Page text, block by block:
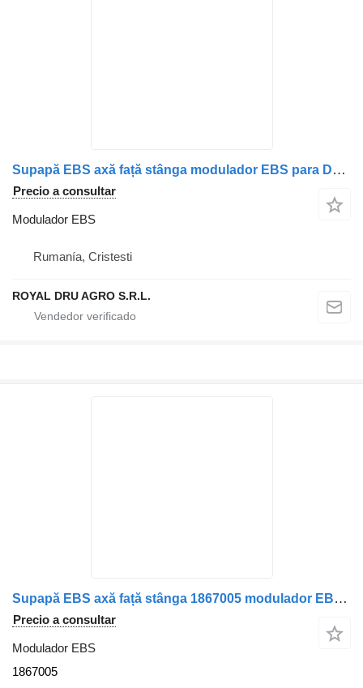
Supapă EBS axă față stânga modulador EBS para DAF 1867006 4801066060 12 camión
Precio a consultar
Modulador EBS
Rumanía, Cristesti
ROYAL DRU AGRO S.R.L.
Supapă EBS axă față stânga 1867005 modulador EBS para DAF S4801066050 12 camión
Precio a consultar
Modulador EBS
1867005